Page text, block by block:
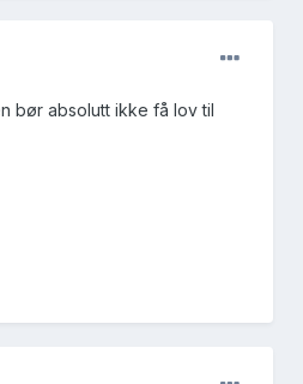
bør absolutt ikke få lov til